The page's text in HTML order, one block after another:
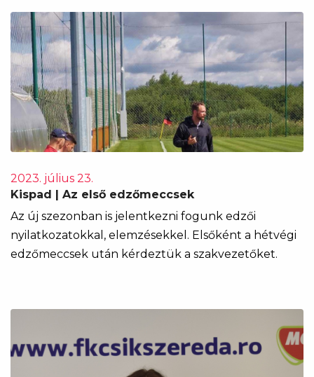
2023. július 23.
Kispad | Az első edzőmeccsek
Az új szezonban is jelentkezni fogunk edzői
nyilatkozatokkal, elemzésekkel. Elsőként a hétvégi
edzőmeccsek után kérdeztük a szakvezetőket.